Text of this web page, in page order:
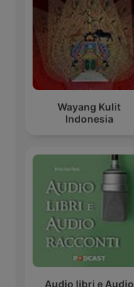
Wayang Kulit
Indonesia
Audio libri e Audio